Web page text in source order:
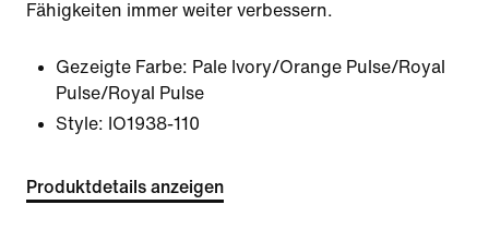
Fähigkeiten immer weiter verbessern.
Gezeigte Farbe: Pale Ivory/Orange Pulse/Royal
Pulse/Royal Pulse
Style: IO1938-110
Produktdetails anzeigen